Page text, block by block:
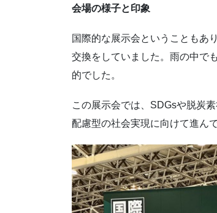
会場の様子と印象
国際的な展示会ということもあ
交換をしていました。雨の中で
的でした。
この展示会では、SDGsや脱炭
配慮型の社会実現に向けて進ん